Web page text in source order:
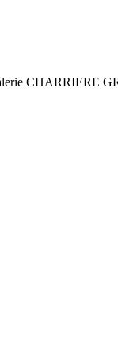
CHARRIERE